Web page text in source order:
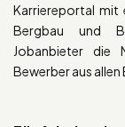
Karriereportal mit
Bergbau und
Jobanbieter die
Bewerber aus allen